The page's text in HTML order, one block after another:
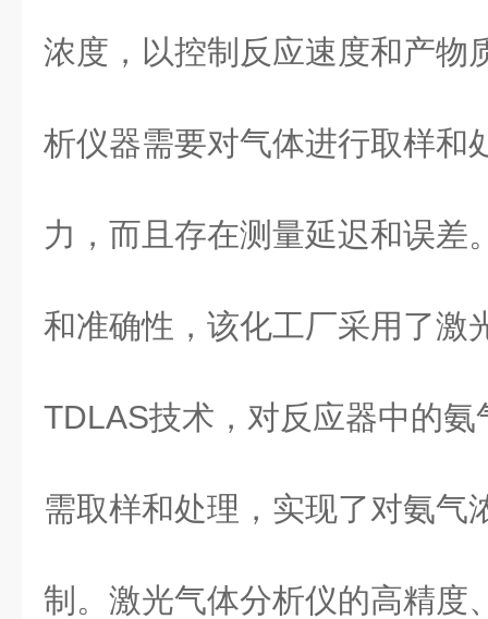
浓度，以控制反应速度和产物
析仪器需要对气体进行取样和
力，而且存在测量延迟和误差
和准确性，该化工厂采用了激
TDLAS技术，对反应器中的
需取样和处理，实现了对氨气
制。激光气体分析仪的高精度